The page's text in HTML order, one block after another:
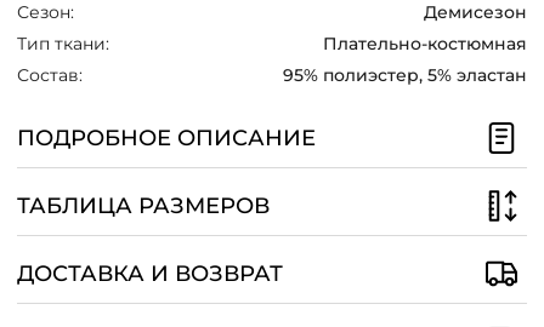
ЗАКАЗАТЬ ЗВОНОК
Сезон:
Демисезон
Тип ткани:
Плательно-костюмная
Состав:
95% полиэстер, 5% эластан
ПОДРОБНОЕ ОПИСАНИЕ
ТАБЛИЦА РАЗМЕРОВ
ДОСТАВКА И ВОЗВРАТ